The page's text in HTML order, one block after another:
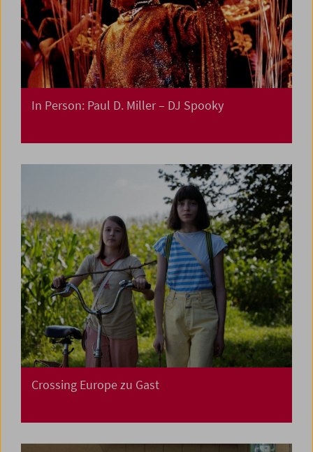
In Person: Paul D. Miller – DJ Spooky
Crossing Europe zu Gast